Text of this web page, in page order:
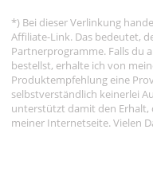
*) Bei dieser Verlinkung
Affiliate-Link. Das bedeutet,
Partnerprogramme. Falls du
bestellst, erhalte ich von
Produktempfehlung eine
selbstverständlich keinerlei
unterstützt damit den Erhalt,
meiner Internetseite. Vielen